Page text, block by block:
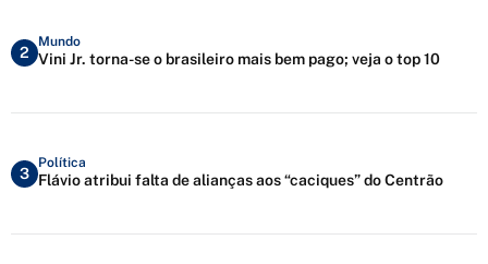
2
Mundo
Vini Jr. torna-se o brasileiro mais bem pago; veja o top 10
3
Política
Flávio atribui falta de alianças aos “caciques” do Centrão